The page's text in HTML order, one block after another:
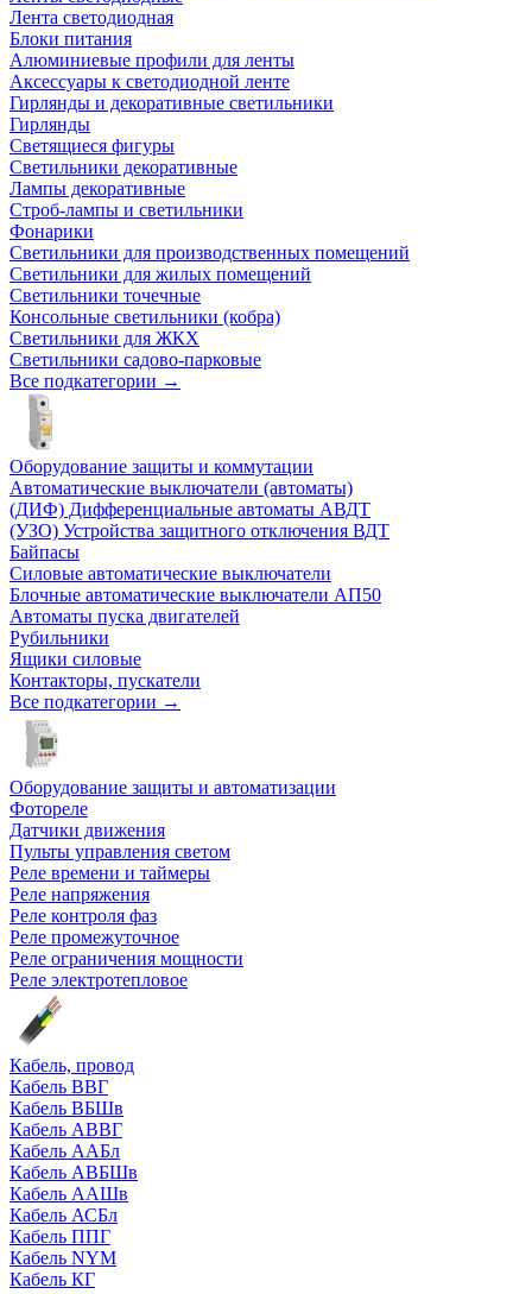
Лента светодиодная
Блоки питания
Алюминиевые профили для ленты
Аксессуары к светодиодной ленте
Гирлянды и декоративные светильники
Гирлянды
Светящиеся фигуры
Светильники декоративные
Лампы декоративные
Строб-лампы и светильники
Фонарики
Светильники для производственных помещений
Светильники для жилых помещений
Светильники точечные
Консольные светильники (кобра)
Светильники для ЖКХ
Светильники садово-парковые
Все подкатегории →
Оборудование защиты и коммутации
Автоматические выключатели (автоматы)
(ДИФ) Дифференциальные автоматы АВДТ
(УЗО) Устройства защитного отключения ВДТ
Байпасы
Силовые автоматические выключатели
Блочные автоматические выключатели АП50
Автоматы пуска двигателей
Рубильники
Ящики силовые
Контакторы, пускатели
Все подкатегории →
Оборудование защиты и автоматизации
Фотореле
Датчики движения
Пульты управления светом
Реле времени и таймеры
Реле напряжения
Реле контроля фаз
Реле промежуточное
Реле ограничения мощности
Реле электротепловое
Кабель, провод
Кабель ВВГ
Кабель ВБШв
Кабель АВВГ
Кабель ААБл
Кабель АВБШв
Кабель ААШв
Кабель АСБл
Кабель ППГ
Кабель NYM
Кабель КГ